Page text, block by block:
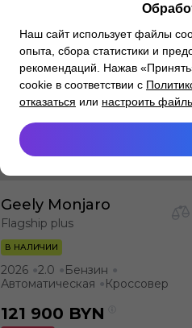
Geely Monjaro
Flagship plus
В НАЛИЧИИ
2026 ●2.0 ● Бензин ●
Автоматическая ● Кроссовер
121 900 BYN
Наш сайт использует файлы
опыта, сбора статистики и
рекомендаций. Нажав
cookie в соответствии с
отказаться или настроить